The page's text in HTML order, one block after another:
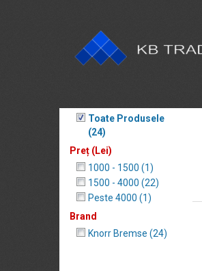
Toate Produsele
(24)
Preț (Lei)
1000 - 1500 (1)
1500 - 4000 (22)
Peste 4000 (1)
Brand
Knorr Bremse (24)